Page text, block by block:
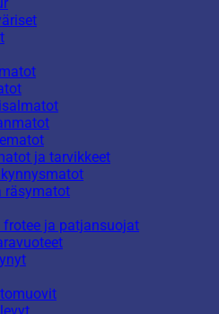
ja tarvikkeet
räsymatot
ja patjansuojat